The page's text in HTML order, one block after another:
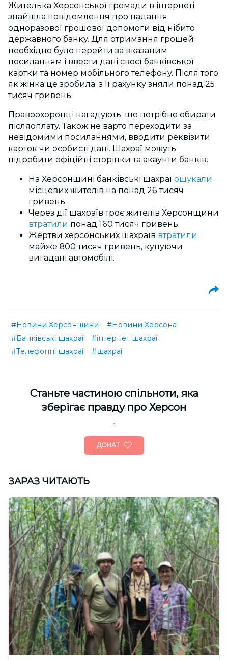
Жителька Херсонської громади в інтернеті
знайшла повідомлення про надання
одноразової грошової допомоги від нібито
державного банку. Для отримання грошей
необхідно було перейти за вказаним
посиланням і ввести дані своєї банківської
картки та номер мобільного телефону. Після того,
як жінка це зробила, з її рахунку зняли понад 25
тисяч гривень.
Правоохоронці нагадують, що потрібно обирати
післяоплату. Також не варто переходити за
невідомими посиланнями, вводити реквізити
карток чи особисті дані. Шахраї можуть
підробити офіційні сторінки та акаунти банків.
На Херсонщині банківські шахраї ошукали
місцевих жителів на понад 26 тисяч
гривень.
Через дії шахраїв троє жителів Херсонщини
втратили понад 160 тисяч гривень.
Жертви херсонських шахраїв втратили
майже 800 тисяч гривень, купуючи
вигадані автомобілі.
#Новини Херсонщини
#Новини Херсона
#Банківські шахраї
#інтернет шахраї
#Телефонні шахраї
#шахраї
Cтаньте частиною спільноти, яка
зберігає правду про Херсон
ДОНАТ
ЗАРАЗ ЧИТАЮТЬ